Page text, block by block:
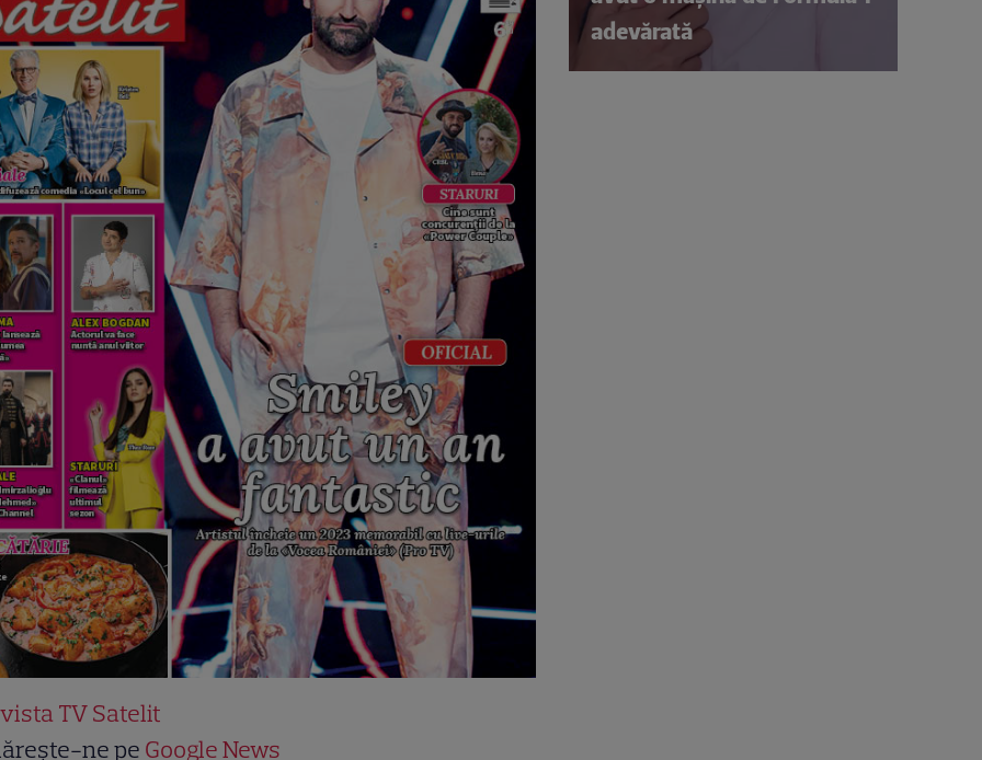
TV Satelit
ne pe Google News
adevărată